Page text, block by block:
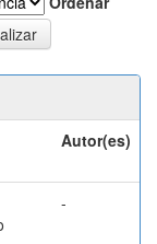
Autor(es)
-